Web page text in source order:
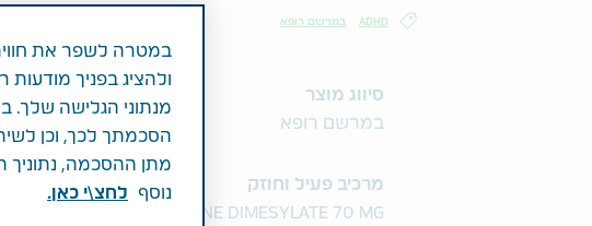
ADHD במרשם רופא
סיווג מוצר
במרשם רופא
מרכיב פעיל וחוזק
LISDEXAMFETAMINE DIMESYLATE 70 MG
במטרה לשפר את
ולהציג בפניך
מנתוני הגלישה שלך.
הסכמתך לכך, וכן
מתן ההסכמה, נתוניך
נוסף
לחצ\י כאן.